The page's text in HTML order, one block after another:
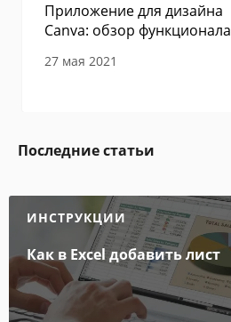
Приложение для дизайна
Canva: обзор функционала
27 мая 2021
Последние статьи
ИНСТРУКЦИИ
Как в Excel добавить лист